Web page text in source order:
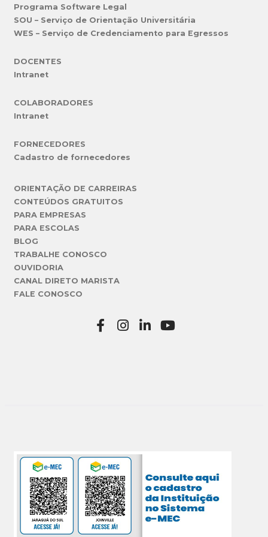
Programa Software Legal
SOU – Serviço de Orientação Universitária
WES – Serviço de Credenciamento para Egressos
DOCENTES
Intranet
COLABORADORES
Intranet
FORNECEDORES
Cadastro de fornecedores
ORIENTAÇÃO DE CARREIRAS
CONTEÚDOS GRATUITOS
PARA EMPRESAS
PARA ESCOLAS
BLOG
TRABALHE CONOSCO
OUVIDORIA
CANAL DIRETO MARISTA
FALE CONOSCO